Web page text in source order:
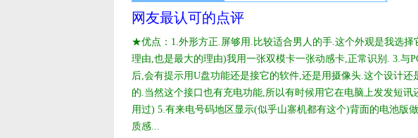
网友最认可的点评
★优点：1.外形方正.屏够用.比较适合男人的手.这个外观是我选择
理由,也是最大的理由)我用一张双模卡一张动感卡,正常识别. 3.与
后,会有提示用U盘功能还是接它的软件,还是用摄像头.这个设计
的.当然这个接口也有充电功能,所以有时候用它在电脑上发发短
用过) 5.有来电号码地区显示(似乎山寨机都有这个)背面的电池版
质感...